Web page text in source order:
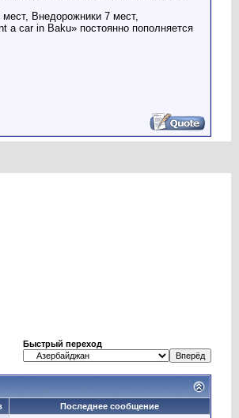
Внедорожники 7 мест,
a car in Baku» постоянно пополняется
Быстрый переход
Последнее сообщение